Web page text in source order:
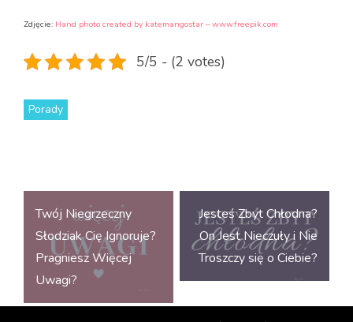
Zdjęcie: Hand photo created by katemangostar – www.freepik.com
5/5 - (2 votes)
Porady
Nawigacja
wpisu
Twój Niegrzeczny
Słodziak Cię Ignoruje?
Pragniesz Więcej
Uwagi?
Jesteś Zbyt Chłodna?
On Jest Nieczuły i Nie
Troszczy się o Ciebie?